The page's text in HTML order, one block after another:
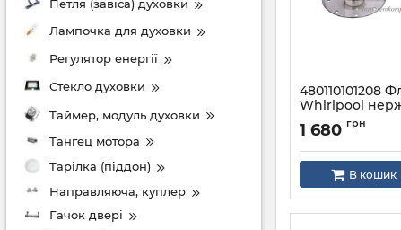
Петля (завіса) духовки
Лампочка для духовки
Регулятор енергії
Стекло духовки
Таймер, модуль духовки
Тангец мотора
Тарілка (піддон)
Направляюча, куплер
Гачок двері
480110101208
Whirlpool
комплект 2шт.
Артикул:
1 680 грн
В кошик